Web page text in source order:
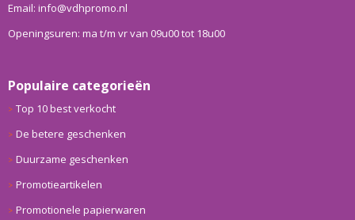
Email: info@vdhpromo.nl
Openingsuren: ma t/m vr van 09u00 tot 18u00
Populaire categorieën
Top 10 best verkocht
De betere geschenken
Duurzame geschenken
Promotieartikelen
Promotionele papierwaren